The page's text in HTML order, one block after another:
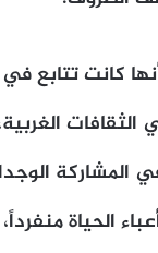
كانت تتابع
الثقافات
المشاركة
الحياة